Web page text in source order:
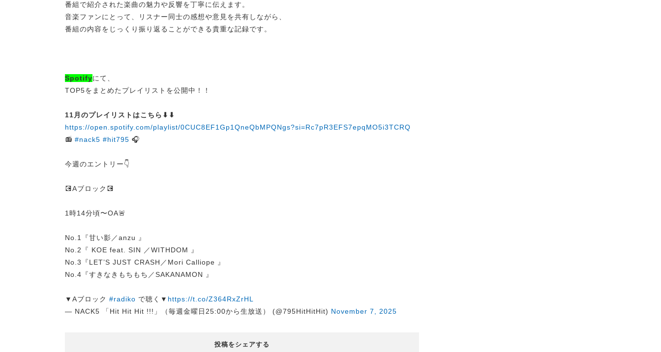
番組で紹介された楽曲の魅力や反響を丁寧に伝えます。
音楽ファンにとって、リスナー同士の感想や意見を共有しながら、
番組の内容をじっくり振り返ることができる貴重な記録です。
Spotifyにて、
TOP5をまとめたプレイリストを公開中！！
11月のプレイリストはこちら⬇︎⬇︎
https://open.spotify.com/playlist/0CUC8EF1Gp1QneQbMPQNgs?si=Rc7pR3EFS7epqMO5i3TCRQ
📻 #nack5 #hit795 🎧
今週のエントリー👇
💽Aブロック💽
1時14分頃〜OA🚨
No.1『甘い影／anzu 』
No.2『 KOE feat. SIN ／WITHDOM 』
No.3『LET’S JUST CRASH／Mori Calliope 』
No.4『すきなきもちもち／SAKANAMON 』
▼Aブロック #radiko で聴く▼ https://t.co/Z364RxZrHL
— NACK5 「Hit Hit Hit !!!」（毎週金曜日25:00から生放送） (@795HitHitHit) November 7, 2025
投稿をシェアする